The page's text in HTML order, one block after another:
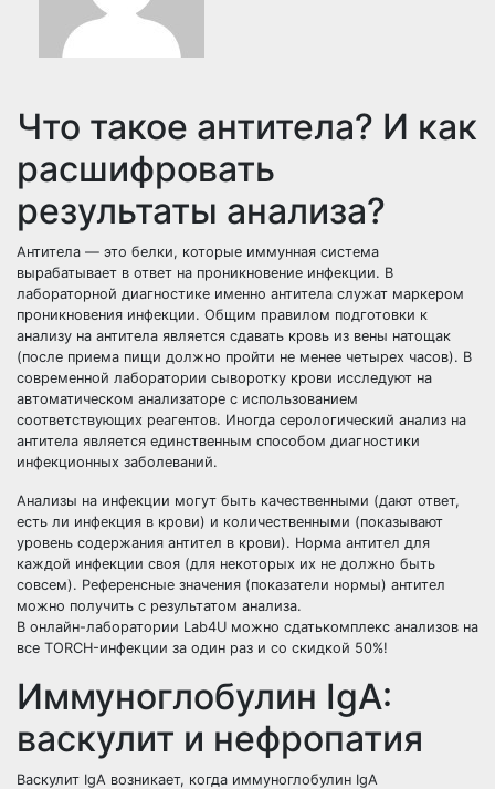
Что такое антитела? И как
расшифровать
результаты анализа?
Антитела — это белки, которые иммунная система
вырабатывает в ответ на проникновение инфекции. В
лабораторной диагностике именно антитела служат маркером
проникновения инфекции. Общим правилом подготовки к
анализу на антитела является сдавать кровь из вены натощак
(после приема пищи должно пройти не менее четырех часов). В
современной лаборатории сыворотку крови исследуют на
автоматическом анализаторе с использованием
соответствующих реагентов. Иногда серологический анализ на
антитела является единственным способом диагностики
инфекционных заболеваний.
Анализы на инфекции могут быть качественными (дают ответ,
есть ли инфекция в крови) и количественными (показывают
уровень содержания антител в крови). Норма антител для
каждой инфекции своя (для некоторых их не должно быть
совсем). Референсные значения (показатели нормы) антител
можно получить с результатом анализа.
В онлайн-лаборатории Lab4U можно сдатькомплекс анализов на
все TORCH-инфекции за один раз и со скидкой 50%!
Иммуноглобулин IgA:
васкулит и нефропатия
Васкулит IgA возникает, когда иммуноглобулин IgA